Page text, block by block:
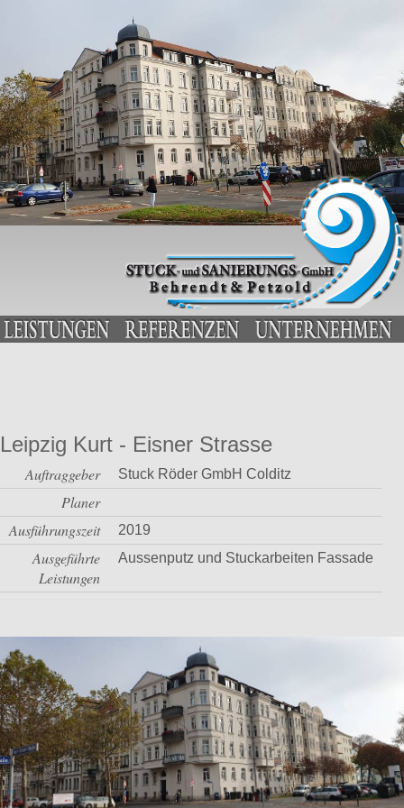
Leipzig Kurt - Eisner Strasse
Auftraggeber Stuck Röder GmbH Colditz
Planer
Ausführungszeit
2019
Ausgeführte
Leistungen
Aussenputz und Stuckarbeiten Fassade